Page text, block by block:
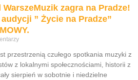
zagra na Pradze!
” Życie na Pradze”
przestrzenią czułego spotkania muzyki z
z lokalnymi społecznościami, historii z
sierpień w sobotnie i niedzielne